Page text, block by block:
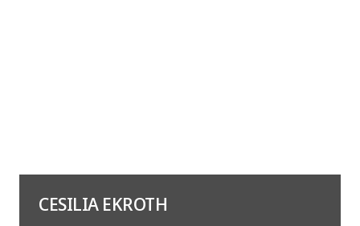
CESILIA EKROTH